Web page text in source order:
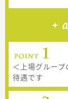
＜上場グループ
待遇です